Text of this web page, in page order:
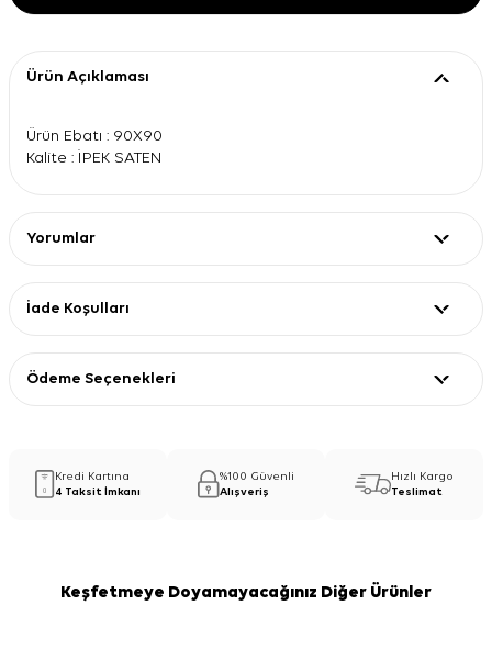
Ürün Açıklaması
Ürün Ebatı : 90X90
Kalite : İPEK SATEN
Yorumlar
İade Koşulları
Ödeme Seçenekleri
Kredi Kartına
4 Taksit İmkanı
%100 Güvenli
Alışveriş
Hızlı Kargo
Teslimat
Keşfetmeye Doyamayacağınız Diğer Ürünler